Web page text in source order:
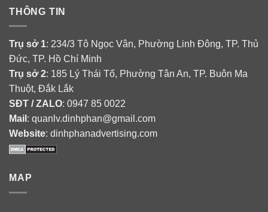
THÔNG TIN
Trụ sở 1: 234/3 Tô Ngọc Vân, Phường Linh Đông, TP. Thủ
Đức, TP. Hồ Chí Minh
Trụ sở 2: 185 Lý Thái Tổ, Phường Tân An, TP. Buôn Ma
Thuột, Đắk Lắk
SĐT / ZALO: 0947 85 0022
Mail : quanlv.dinhphan@gmail.com
Website: dinhphanadvertising.com
MAP